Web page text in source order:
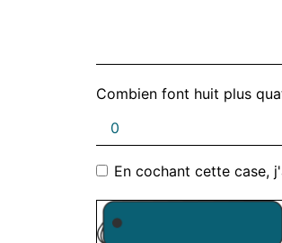
Combien font huit plus
En cochant cette case,